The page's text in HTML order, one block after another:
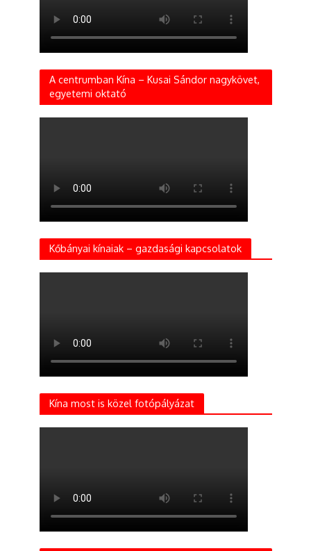
A centrumban Kína – Kusai Sándor nagykövet,
egyetemi oktató
Kőbányai kínaiak – gazdasági kapcsolatok
Kína most is közel fotópályázat